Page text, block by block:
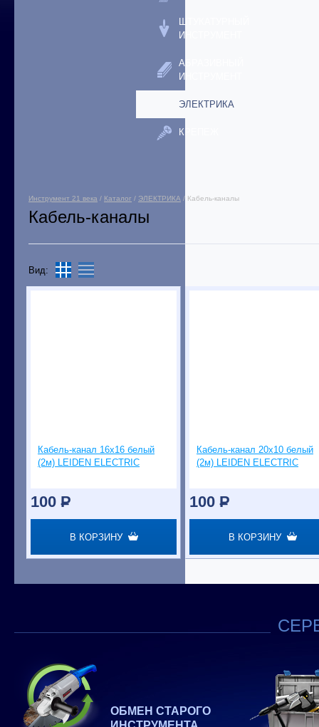
ШТУКАТУРНЫЙ
ИНСТРУМЕНТ
АБРАЗИВНЫЙ
ИНСТРУМЕНТ
ЭЛЕКТРИКА
КРЕПЕЖ
Инструмент 21 века / Каталог / ЭЛЕКТРИКА / Кабель-каналы
Кабель-каналы
Вид:
Кабель-канал 16х16 белый
(2м) LEIDEN ELECTRIC
100 P
В КОРЗИНУ
Кабель-канал 20х10 белый
(2м) LEIDEN ELECTRIC
100 P
В КОРЗИНУ
ОБМЕН СТАРОГО